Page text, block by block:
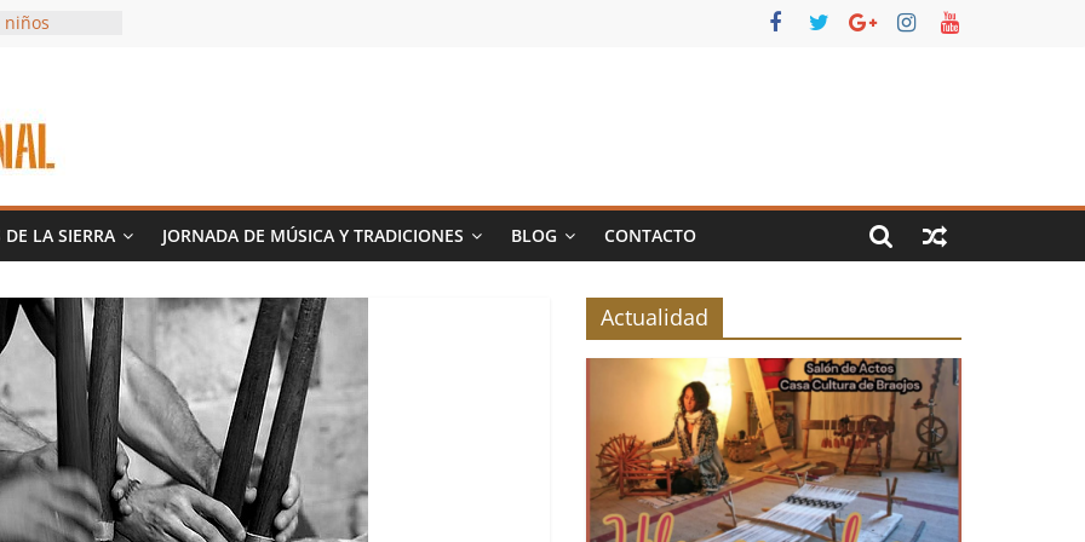
DE LA SIERRA JORNADA DE MÚSICA Y TRADICIONES BLOG CONTACTO
Actualidad